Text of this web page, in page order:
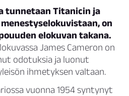
tunnetaan Titanicin ja
on
elokuvan takana.
James Cameron on
odotuksia ja luonut
ihmetyksen valtaan.
vuonna 1954 syntynyt